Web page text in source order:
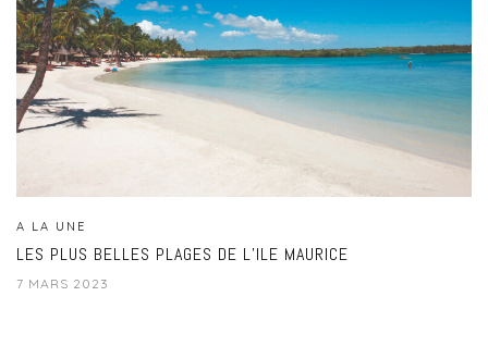
A LA UNE
LES PLUS BELLES PLAGES DE L’ILE MAURICE
7 MARS 2023